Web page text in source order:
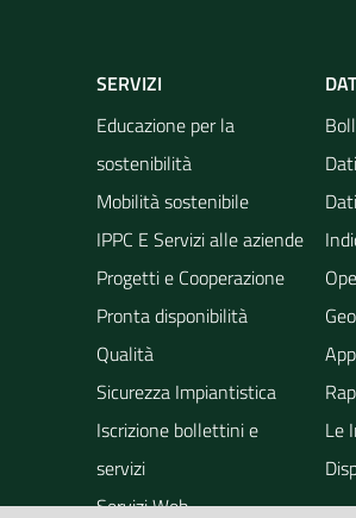
SERVIZI
Educazione per la
sostenibilità
Mobilità sostenibile
IPPC E Servizi alle aziende
Progetti e Cooperazione
Pronta disponibilità
Qualità
Sicurezza Impiantistica
Iscrizione bollettini e
servizi
Servizi Web
Le